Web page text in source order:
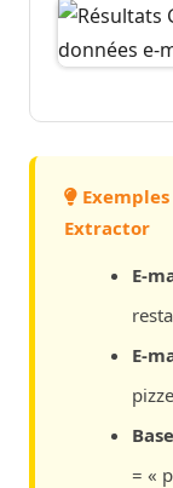
Extractor
E-
E-
= «